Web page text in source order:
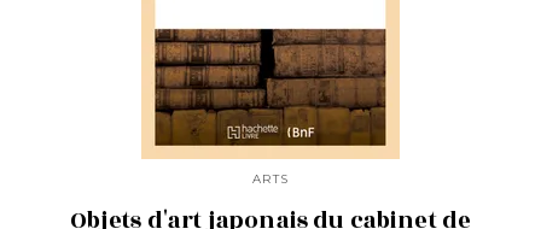
ARTS
Objets d'art japonais du cabinet de